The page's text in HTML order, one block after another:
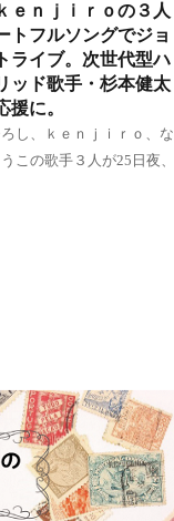
ｅｎｊｉｒｏの３人
トフルソングでジョ
ライブ。次世代型ハ
ッド歌手・杉本健太
援に。
し、ｋｅｎｊｉｒｏ、な
この歌手３人が25日夜、